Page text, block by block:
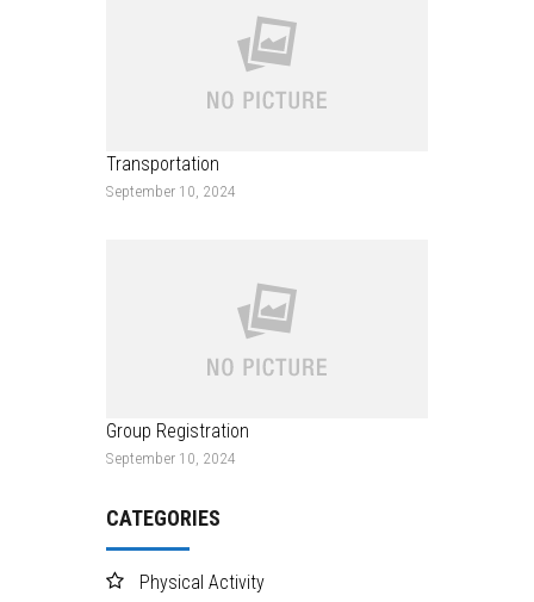
Transportation
September 10, 2024
Group Registration
September 10, 2024
CATEGORIES
Physical Activity